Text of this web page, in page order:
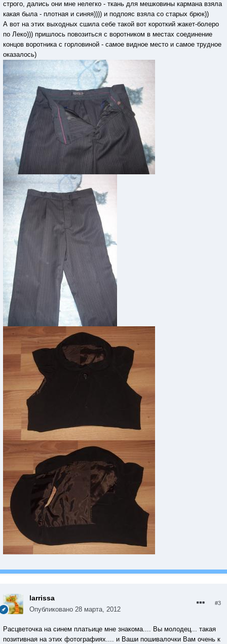
строго, дались они мне нелегко - ткань для мешковины кармана взяла
какая была - плотная и синяя)))) и подпояс взяла со старых брюк))
А вот на этих выходных сшила себе такой вот короткий жакет-болеро
по Леко))) пришлось повозиться с воротником в местах соединение
концов воротника с горловиной - самое видное место и самое трудное
оказалось)
larrissa
Опубликовано 28 марта, 2012
#3
Расцветочка на синем платьице мне знакома.... Вы молодец... такая
позитивная на этих фотографиях.... и Ваши пошивалочки Вам очень к